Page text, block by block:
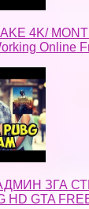
4K/
Online
ЗГА
HD GTA